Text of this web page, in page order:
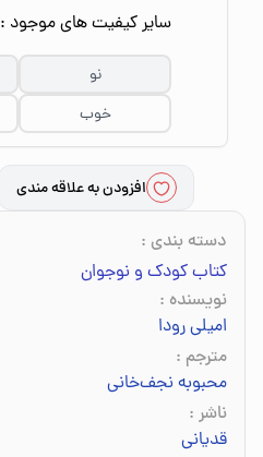
سایر کیفیت های موجود :
نو
خوب
افزودن به علاقه مندی
دسته بندی :
کتاب کودک و نوجوان
نویسنده :
امیلی رودا
مترجم :
محبوبه نجف‌خانی
ناشر :
قدیانی